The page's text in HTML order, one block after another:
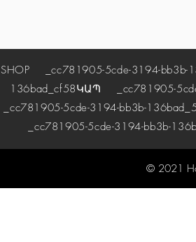
SHOP
_cc781905-5cde-3194-bb3b-
136bad_cf58ԿԱՊ _cc781905-
_cc781905-5cde-3194-bb3b-
_cc781905-5cde-3194-bb3b-
© 2021